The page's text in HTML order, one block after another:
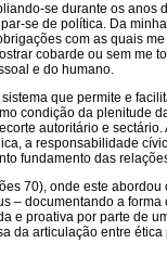
se durante os
se de política. Da
com as quais
cobarde ou sem me
e do humano.
que permite e
condição da plenitude
autoritário e
a responsabilidade
fundamento das
70), onde este
– documentando a
e proativa por parte de
da articulação entre